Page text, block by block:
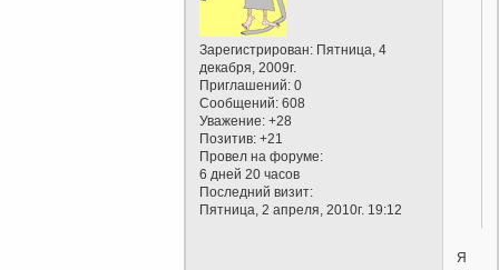
Зарегистрирован: Пятница, 4
декабря, 2009г.
Приглашений: 0
Сообщений: 608
Уважение: +28
Позитив: +21
Провел на форуме:
6 дней 20 часов
Последний визит:
Пятница, 2 апреля, 2010г. 19:12
Я